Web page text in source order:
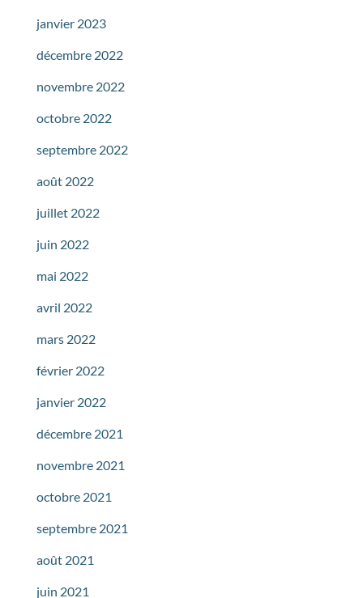
janvier 2023
décembre 2022
novembre 2022
octobre 2022
septembre 2022
août 2022
juillet 2022
juin 2022
mai 2022
avril 2022
mars 2022
février 2022
janvier 2022
décembre 2021
novembre 2021
octobre 2021
septembre 2021
août 2021
juin 2021